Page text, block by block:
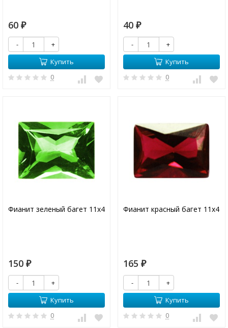
60 ₽
-
+
Купить
0
40 ₽
-
+
Купить
0
Фианит зеленый багет 11х4
150 ₽
-
+
Купить
0
Фианит красный багет 11х4
165 ₽
-
+
Купить
0